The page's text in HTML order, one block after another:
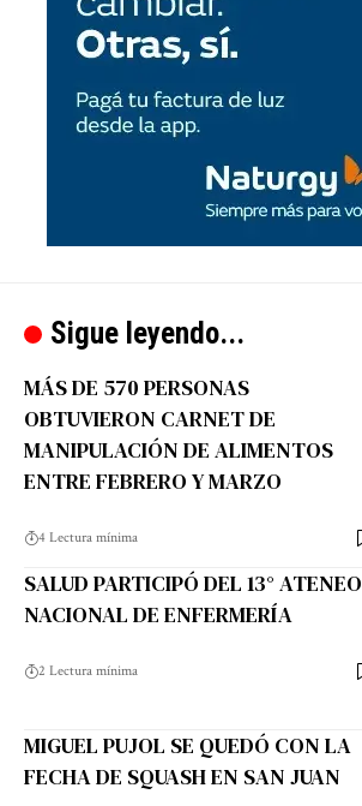
Sigue leyendo...
MÁS DE 570 PERSONAS
OBTUVIERON CARNET DE
MANIPULACIÓN DE ALIMENTOS
ENTRE FEBRERO Y MARZO
4 Lectura mínima
SALUD PARTICIPÓ DEL 13° ATENEO
NACIONAL DE ENFERMERÍA
2 Lectura mínima
MIGUEL PUJOL SE QUEDÓ CON LA
FECHA DE SQUASH EN SAN JUAN